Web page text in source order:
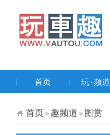
首页 玩۰频道
首页 > 趣频道 > 图赏